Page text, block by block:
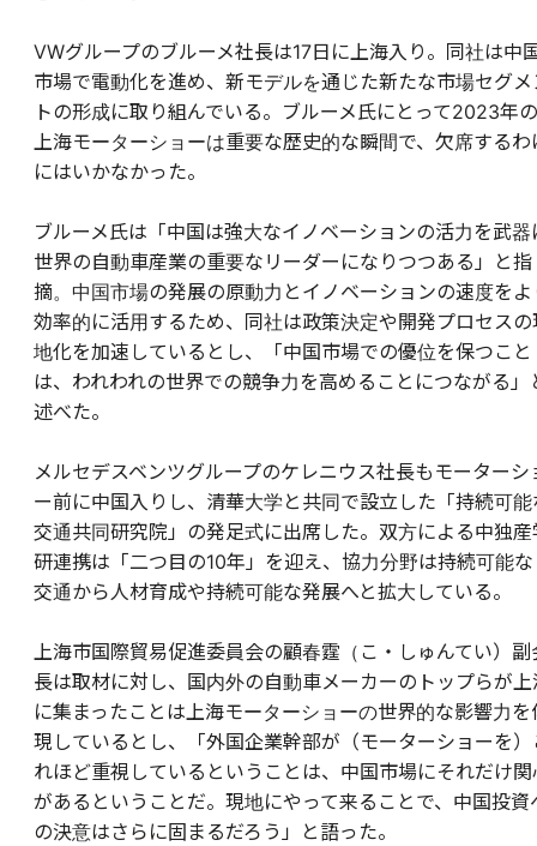
VWグループのブルーメ社長は17日に上海入り。同社は中
市場で電動化を進め、新モデルを通じた新たな市場セグメ
トの形成に取り組んでいる。ブルーメ氏にとって2023年の
上海モーターショーは重要な歴史的な瞬間で、欠席するわ
にはいかなかった。
ブルーメ氏は「中国は強大なイノベーションの活力を武器
世界の自動車産業の重要なリーダーになりつつある」と指
摘。中国市場の発展の原動力とイノベーションの速度をよ
効率的に活用するため、同社は政策決定や開発プロセスの
地化を加速しているとし、「中国市場での優位を保つこと
は、われわれの世界での競争力を高めることにつながる」
述べた。
メルセデスベンツグループのケレニウス社長もモーターシ
ー前に中国入りし、清華大学と共同で設立した「持続可能
交通共同研究院」の発足式に出席した。双方による中独産
研連携は「二つ目の10年」を迎え、協力分野は持続可能な
交通から人材育成や持続可能な発展へと拡大している。
上海市国際貿易促進委員会の顧春霆（こ・しゅんてい）副
長は取材に対し、国内外の自動車メーカーのトップらが上
に集まったことは上海モーターショーの世界的な影響力を
現しているとし、「外国企業幹部が（モーターショーを）
れほど重視しているということは、中国市場にそれだけ関
があるということだ。現地にやって来ることで、中国投資
の決意はさらに固まるだろう」と語った。